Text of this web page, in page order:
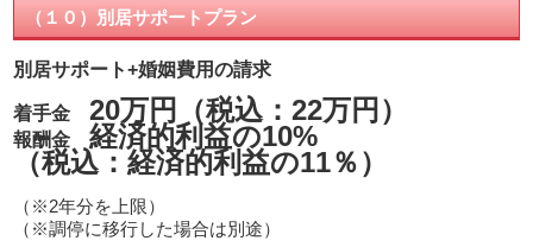
（１０）別居サポートプラン
別居サポート+婚姻費用の請求
着手金20万円（税込：22万円）
報酬金経済的利益の10%
（税込：経済的利益の11％）
（※2年分を上限）
（※調停に移行した場合は別途）